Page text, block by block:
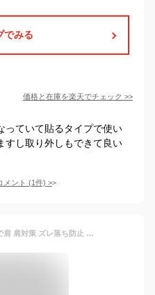
でみる
価格と在庫を楽天でチェック >>
っていて貼るタイプで使い
すし取り外しもできて良い
メント (1件) >
肩パッド シリコン 狭い肩 なで肩 肩対策 ズレ落ち防止 再利用可能で取り外し可能 女性用 衣類や男性用 フォーマルスーツ ジャケット 冠婚葬祭 入学式 卒業式 男女兼用 1ペア (2個)